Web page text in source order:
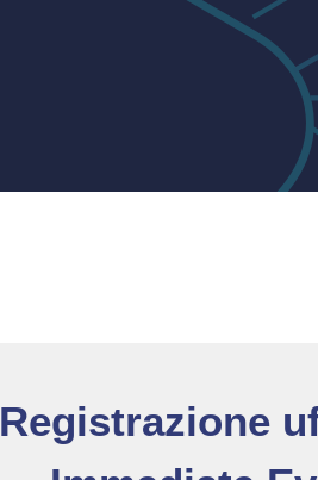
Registrazione